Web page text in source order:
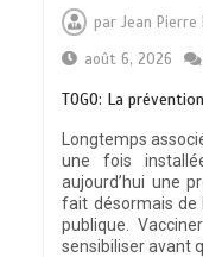
parJean Pierre
août 6, 2026
TOGO: La
Longtemps
une fois
aujourd’hui une
fait désormais de
publique.
sensibiliser avant